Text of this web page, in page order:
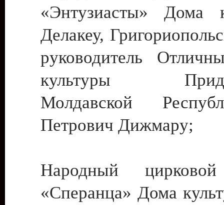
«Энтузиасты» Дома
Делакеу,
руководитель
культуры
Молдавской
Петрович Дижмару;
Народный цирковой
«Сперанца» Дома